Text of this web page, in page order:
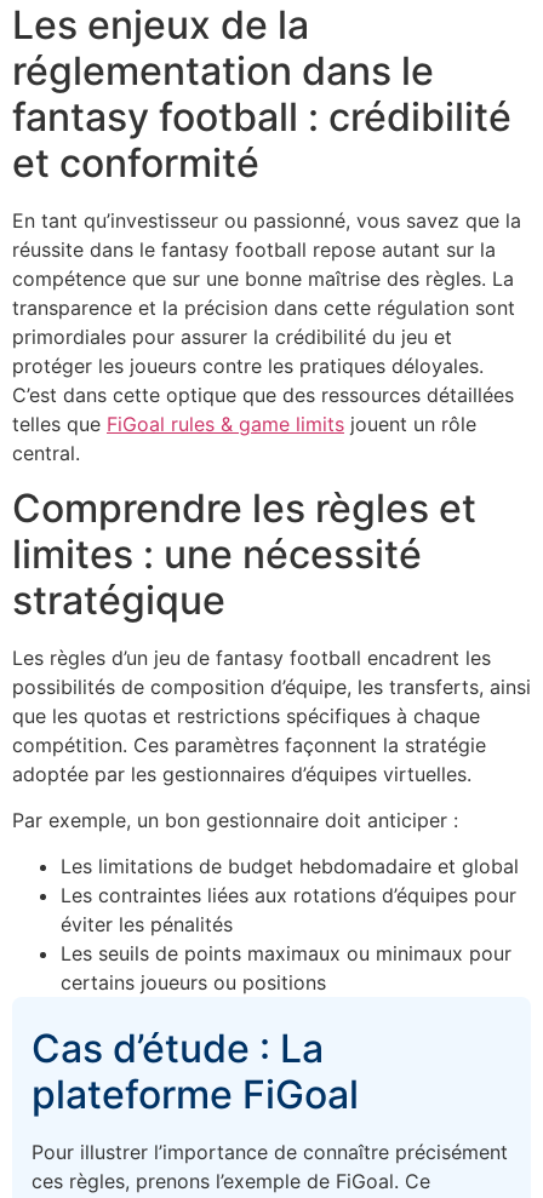
Les enjeux de la
réglementation dans le
fantasy football : crédibilité
et conformité
En tant qu’investisseur ou passionné, vous savez que la
réussite dans le fantasy football repose autant sur la
compétence que sur une bonne maîtrise des règles. La
transparence et la précision dans cette régulation sont
primordiales pour assurer la crédibilité du jeu et
protéger les joueurs contre les pratiques déloyales.
C’est dans cette optique que des ressources détaillées
telles que FiGoal rules & game limits jouent un rôle
central.
Comprendre les règles et
limites : une nécessité
stratégique
Les règles d’un jeu de fantasy football encadrent les
possibilités de composition d’équipe, les transferts, ainsi
que les quotas et restrictions spécifiques à chaque
compétition. Ces paramètres façonnent la stratégie
adoptée par les gestionnaires d’équipes virtuelles.
Par exemple, un bon gestionnaire doit anticiper :
Les limitations de budget hebdomadaire et global
Les contraintes liées aux rotations d’équipes pour
éviter les pénalités
Les seuils de points maximaux ou minimaux pour
certains joueurs ou positions
Cas d’étude : La
plateforme FiGoal
Pour illustrer l’importance de connaître précisément
ces règles, prenons l’exemple de FiGoal. Ce